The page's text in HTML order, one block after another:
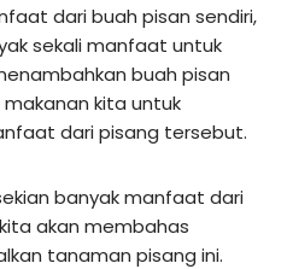
dari buah pisan sendiri,
sekali manfaat untuk
buah pisan
kita untuk
dari pisang tersebut.
banyak manfaat dari
akan membahas
tanaman pisang ini.